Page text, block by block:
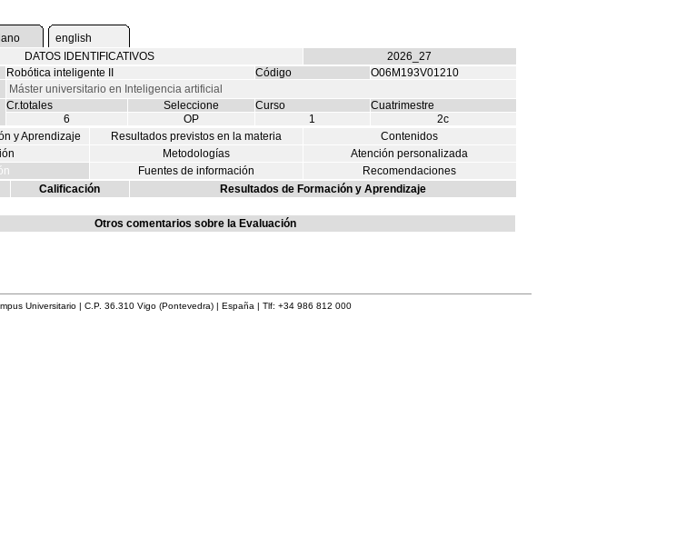
english
DATOS IDENTIFICATIVOS
2026_27
Robótica inteligente II Código
O06M193V01210
Máster universitario en Inteligencia artificial
Cr.totales Seleccione Curso
Cuatrimestre
6
OP 1
2c
y Aprendizaje
Resultados previstos en la materia
Contenidos
Metodologías
Atención personalizada
Fuentes de información
Recomendaciones
Calificación Resultados de Formación y Aprendizaje
Otros comentarios sobre la Evaluación
Universitario | C.P. 36.310 Vigo (Pontevedra) | España | Tlf: +34 986 812 000